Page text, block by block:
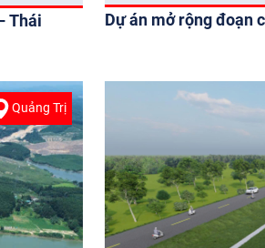
Thái
Dự án mở rộng đoạn
Quảng Trị